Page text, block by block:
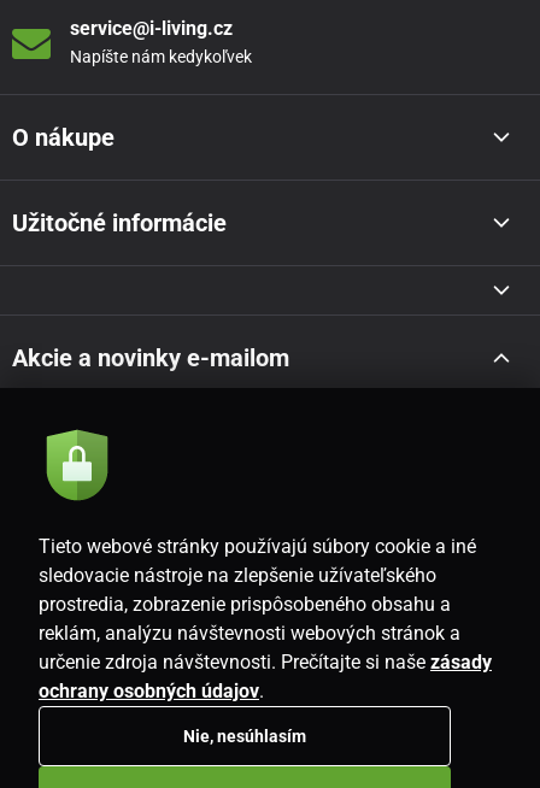
service@i-living.cz
Napíšte nám kedykoľvek
O nákupe
Užitočné informácie
Akcie a novinky e-mailom
Súhlasím so
SK
Tieto webové stránky používajú súbory cookie a iné
sledovacie nástroje na zlepšenie užívateľského
prostredia, zobrazenie prispôsobeného obsahu a
reklám, analýzu návštevnosti webových stránok a
určenie zdroja návštevnosti. Prečítajte si naše zásady
ochrany osobných údajov.
Nie, nesúhlasím